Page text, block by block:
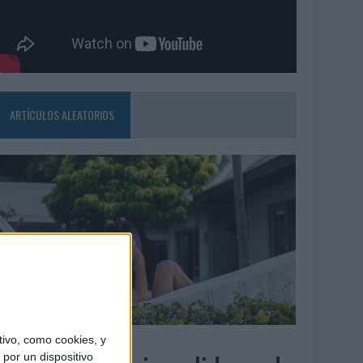
como cookies, y
un dispositivo
ARTÍCULOS ALEATORIOS
08/2026